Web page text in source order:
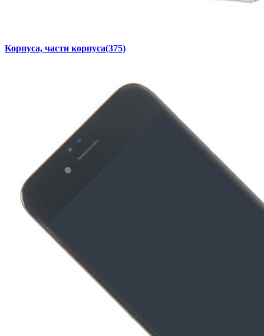
Корпуса, части корпуса(375)